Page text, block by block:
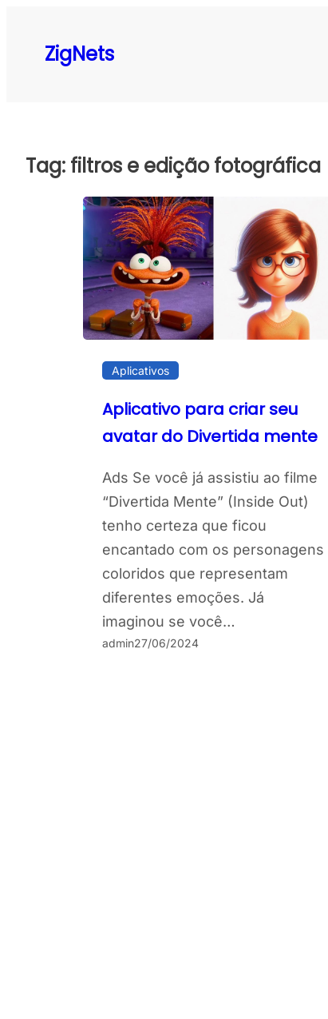
ZigNets
Tag: filtros e edição fotográfica
Aplicativos
Aplicativo para criar seu
avatar do Divertida mente
Ads Se você já assistiu ao filme
“Divertida Mente” (Inside Out)
tenho certeza que ficou
encantado com os personagens
coloridos que representam
diferentes emoções. Já
imaginou se você…
admin27/06/2024